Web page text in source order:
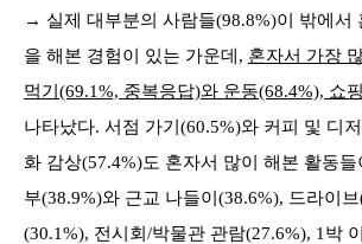
→ 실제 대부분의 사람들(98.8%)이 밖에서
을 해본 경험이 있는 가운데, 혼자서 가장
먹기(69.1%, 중복응답)와 운동(68.4%), 쇼
나타났다. 서점 가기(60.5%)와 커피 및 디
화 감상(57.4%)도 혼자서 많이 해본 활동
부(38.9%)와 근교 나들이(38.6%), 드라이
(30.1%), 전시회/박물관 관람(27.6%), 1박